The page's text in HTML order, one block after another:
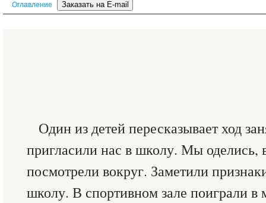
Оглавление
Один из детей пересказывает ход
пригласили нас в школу. Мы
посмотрели вокруг. Заметили
школу. В спортивном зале поиграли в